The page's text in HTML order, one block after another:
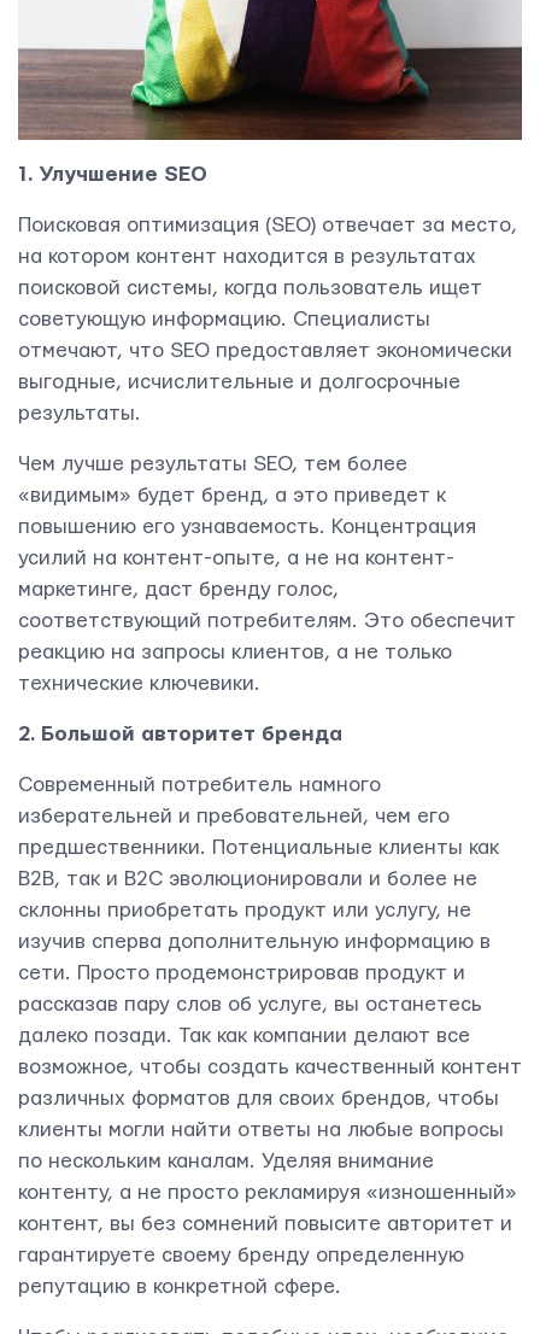
1. Улучшение SEO
Поисковая оптимизация (SEO) отвечает за место,
на котором контент находится в результатах
поисковой системы, когда пользователь ищет
советующую информацию. Специалисты
отмечают, что SEO предоставляет экономически
выгодные, исчислительные и долгосрочные
результаты.
Чем лучше результаты SEО, тем более
«видимым» будет бренд, а это приведет к
повышению его узнаваемость. Концентрация
усилий на контент-опыте, а не на контент-
маркетинге, даст бренду голос,
соответствующий потребителям. Это обеспечит
реакцию на запросы клиентов, а не только
технические ключевики.
2. Большой авторитет бренда
Современный потребитель намного
изберательней и пребовательней, чем его
предшественники. Потенциальные клиенты как
В2В, так и В2С эволюционировали и более не
склонны приобретать продукт или услугу, не
изучив сперва дополнительную информацию в
сети. Просто продемонстрировав продукт и
рассказав пару слов об услуге, вы останетесь
далеко позади. Так как компании делают все
возможное, чтобы создать качественный контент
различных форматов для своих брендов, чтобы
клиенты могли найти ответы на любые вопросы
по нескольким каналам. Уделяя внимание
контенту, а не просто рекламируя «изношенный»
контент, вы без сомнений повысите авторитет и
гарантируете своему бренду определенную
репутацию в конкретной сфере.
Контактная информация
info@yudjes.com
Rävala pst 8-ruum 810, 10143, Tallinn
Yudjes OÜ